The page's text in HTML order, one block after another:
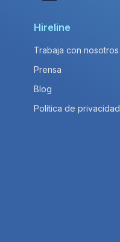
Hireline
Trabaja con nosotros
Prensa
Blog
Política de privacidad